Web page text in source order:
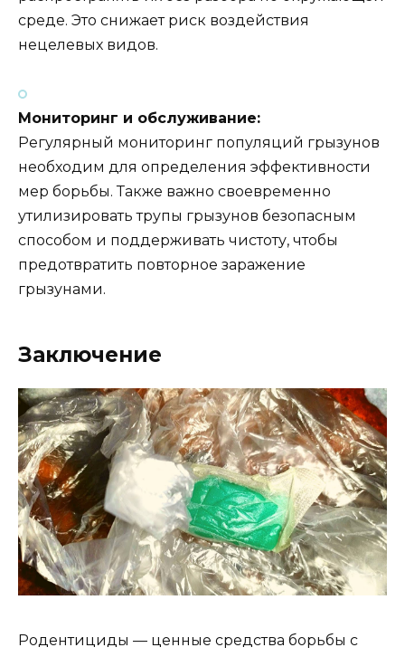
среде. Это снижает риск воздействия
нецелевых видов.
Мониторинг и обслуживание:
Регулярный мониторинг популяций грызунов
необходим для определения эффективности
мер борьбы. Также важно своевременно
утилизировать трупы грызунов безопасным
способом и поддерживать чистоту, чтобы
предотвратить повторное заражение
грызунами.
Заключение
Родентициды — ценные средства борьбы с